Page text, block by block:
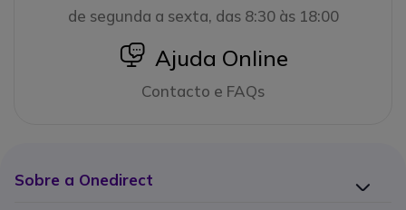
de segunda a sexta, das 8:30 às 18:00
icon
Ajuda Online
Contacto e FAQs
Sobre a Onedirect